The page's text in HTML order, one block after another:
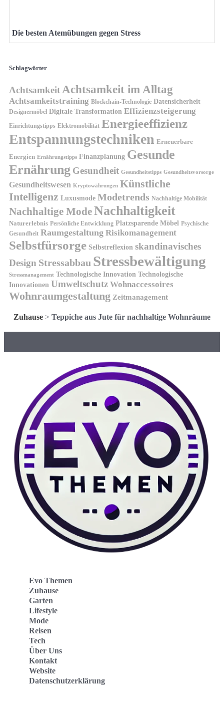
Die besten Atemübungen gegen Stress
Schlagwörter
AchtsamkeitAchtsamkeit im Alltag
Achtsamkeitstraining Blockchain-Technologie Datensicherheit
Designermöbel Digitale Transformation Effizienzsteigerung
Einrichtungstipps Elektromobilität Energieeffizienz
Entspannungstechniken Erneuerbare
Energien Ernährungstipps Finanzplanung Gesunde
Ernährung Gesundheit Gesundheitstipps Gesundheitsvorsorge
Gesundheitswesen Kryptowährungen Künstliche
Intelligenz Luxusmode Modetrends Nachhaltige Mobilität
Nachhaltige ModeNachhaltigkeit
Naturerlebnis Persönliche Entwicklung Platzsparende Möbel Psychische
Gesundheit Raumgestaltung Risikomanagement
Selbstfürsorge Selbstreflexion skandinavisches
Design Stressabbau Stressbewältigung
Stressmanagement Technologische Innovation Technologische
Innovationen Umweltschutz Wohnaccessoires
Wohnraumgestaltung Zeitmanagement
Zuhause > Teppiche aus Jute für nachhaltige Wohnräume
Evo Themen
Zuhause
Garten
Lifestyle
Mode
Reisen
Tech
Über Uns
Kontakt
Website
Datenschutzerklärung